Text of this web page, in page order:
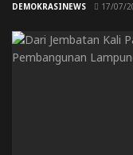
DEMOKRASINEWS 17/07/